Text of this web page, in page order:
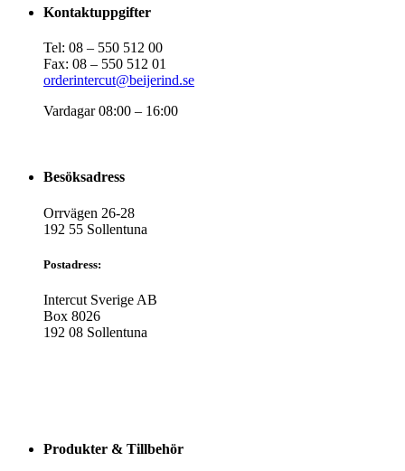
Kontaktuppgifter
Tel: 08 – 550 512 00
Fax: 08 – 550 512 01
orderintercut@beijerind.se
Vardagar 08:00 – 16:00
Besöksadress
Orrvägen 26-28
192 55 Sollentuna
Postadress:
Intercut Sverige AB
Box 8026
192 08 Sollentuna
Produkter & Tillbehör